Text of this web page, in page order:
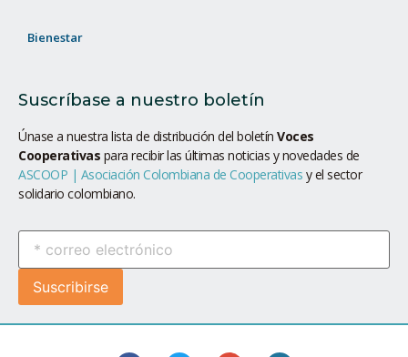
Bienestar
Suscríbase a nuestro boletín
Únase a nuestra lista de distribución del boletín Voces
Cooperativas para recibir las últimas noticias y novedades de
ASCOOP | Asociación Colombiana de Cooperativas y el sector
solidario colombiano.